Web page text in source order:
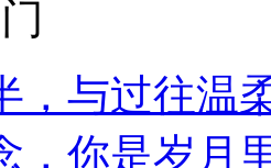
，与过往温
，你是岁月